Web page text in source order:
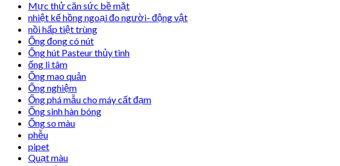
Mực thử căn sức bề mặt
nhiệt kế hồng ngoại đo người- động vật
nồi hấp tiệt trùng
Ống đong có nút
Ống hút Pasteur thủy tinh
ống li tâm
Ống mao quản
Ống nghiệm
Ống phá mẫu cho máy cất đạm
Ống sinh hàn bóng
Ống so màu
phễu
pipet
Quạt màu